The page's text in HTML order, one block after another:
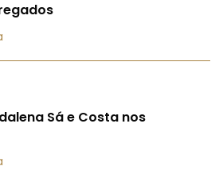
Sá e Costa nos